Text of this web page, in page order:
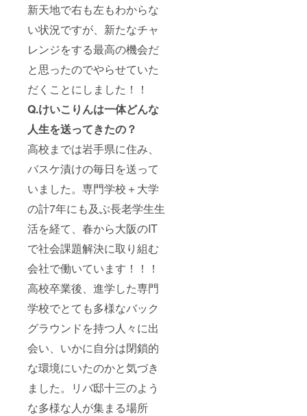
新天地で右も左もわからな
い状況ですが、新たなチャ
レンジをする最高の機会だ
と思ったのでやらせていた
だくことにしました！！
Q.けいこりんは一体どんな
人生を送ってきたの？
高校までは岩手県に住み、
バスケ漬けの毎日を送って
いました。専門学校＋大学
の計7年にも及ぶ長老学生生
活を経て、春から大阪のIT
で社会課題解決に取り組む
会社で働いています！！！
高校卒業後、進学した専門
学校でとても多様なバック
グラウンドを持つ人々に出
会い、いかに自分は閉鎖的
な環境にいたのかと気づき
ました。リバ邸十三のよう
な多様な人が集まる場所